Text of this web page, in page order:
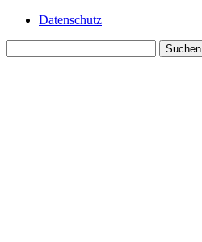
Datenschutz